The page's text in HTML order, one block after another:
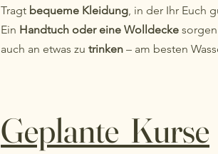
Tragt bequeme Kleidung, in der Ihr Euch
Ein Handtuch oder eine Wolldecke
auch an etwas zu trinken – am besten
Geplante  Kurse